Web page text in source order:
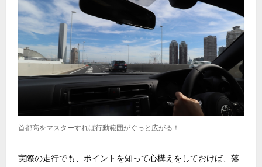
首都高をマスターすれば行動範囲がぐっと広がる！
実際の走行でも、ポイントを知って心構えをしておけば、落